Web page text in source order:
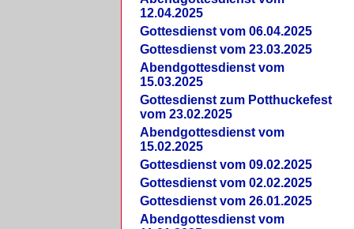
12.04.2025
Gottesdienst vom 06.04.2025
Gottesdienst vom 23.03.2025
Abendgottesdienst vom
15.03.2025
Gottesdienst zum Potthuckefest
vom 23.02.2025
Abendgottesdienst vom
15.02.2025
Gottesdienst vom 09.02.2025
Gottesdienst vom 02.02.2025
Gottesdienst vom 26.01.2025
Abendgottesdienst vom